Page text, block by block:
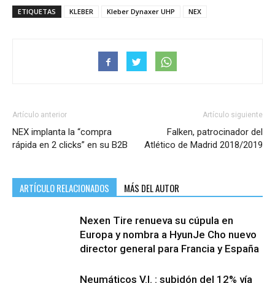
ETIQUETAS KLEBER Kleber Dynaxer UHP NEX
Artículo anterior
NEX implanta la “compra
rápida en 2 clicks” en su B2B
Artículo siguiente
Falken, patrocinador del
Atlético de Madrid 2018/2019
ARTÍCULO RELACIONADOS MÁS DEL AUTOR
Nexen Tire renueva su cúpula en
Europa y nombra a HyunJe Cho nuevo
director general para Francia y España
Neumáticos V.I. : subidón del 12% vía